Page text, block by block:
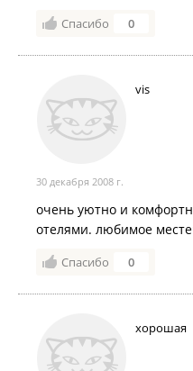
Спасибо 0
vis
30 декабря 2008 г.
очень уютно и
отелями. любимое
Спасибо 0
хорошая